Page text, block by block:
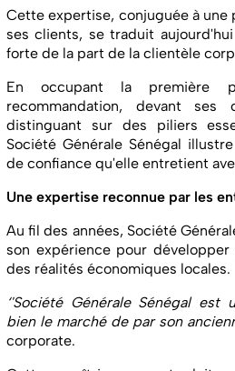
Cette expertise, conjuguée à une
ses clients, se traduit
forte de la part de la clientèle
En occupant la première
recommandation, devant
distinguant sur des piliers
Société Générale Sénégal
de confiance qu'elle entretient
Une expertise reconnue par les
Au fil des années, Société
son expérience pour
des réalités économiques locales.
‘'Société Générale Sénégal
bien le marché de par son
corporate.